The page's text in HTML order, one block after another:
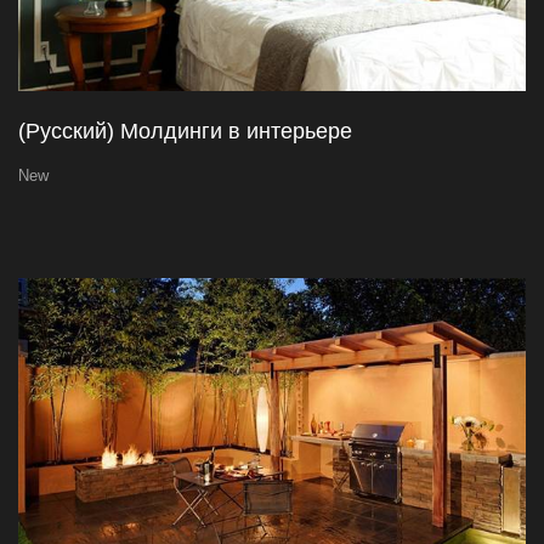
(Русский) Молдинги в интерьере
New